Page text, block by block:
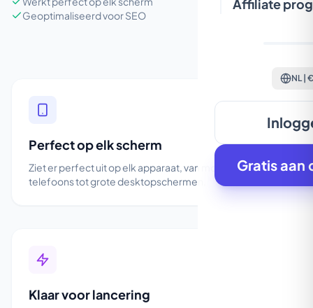
Affiliate
NL | €
Gratis aan
Geoptimaliseerd voor SEO
Perfect op elk scherm
Ziet er perfect uit op elk apparaat, van mobiele
telefoons tot grote desktopschermen.
Klaar voor lancering